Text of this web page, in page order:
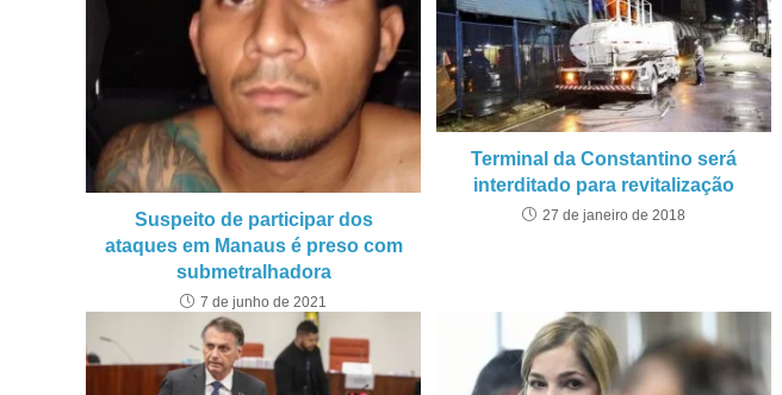
Suspeito de participar dos
ataques em Manaus é preso com
submetralhadora
7 de junho de 2021
Terminal da Constantino será
interditado para revitalização
27 de janeiro de 2018